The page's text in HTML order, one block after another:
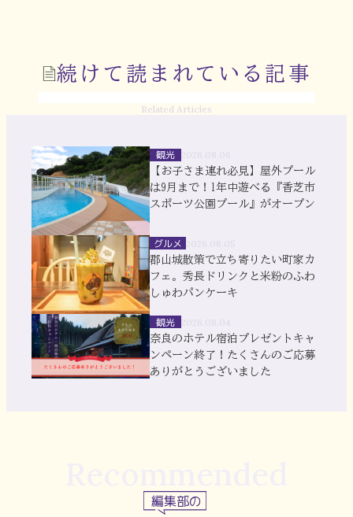
続けて読まれている記事
Related Articles
観光
【お子さま連れ必見】屋外プール
は9月まで！1年中遊べる『香芝市
スポーツ公園プール』がオープン
グルメ
郡山城散策で立ち寄りたい町家カ
フェ。秀長ドリンクと米粉のふわ
しゅわパンケーキ
観光
奈良のホテル宿泊プレゼントキャ
ンペーン終了！たくさんのご応募
ありがとうございました
編集部の